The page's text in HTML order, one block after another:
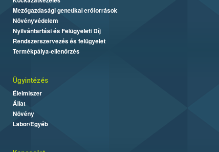
Mezőgazdasági genetikai erőforrások
Növényvédelem
Nyilvántartási és Felügyeleti Díj
Rendszerszervezés és felügyelet
Termékpálya-ellenőrzés
Ügyintézés
Élelmiszer
Állat
Növény
Labor/Egyéb